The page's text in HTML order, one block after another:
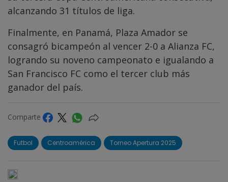
alcanzando 31 títulos de liga.
Finalmente, en Panamá, Plaza Amador se
consagró bicampeón al vencer 2-0 a Alianza FC,
logrando su noveno campeonato e igualando a
San Francisco FC como el tercer club más
ganador del país.
Comparte
Futbol Centroamérica Torneo Apertura 2025